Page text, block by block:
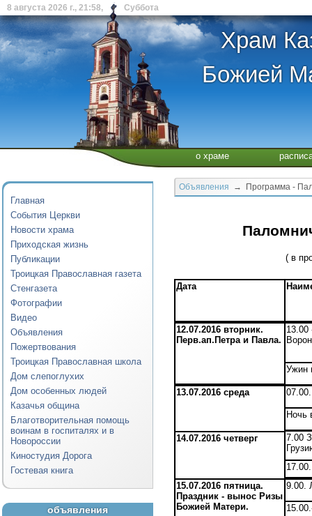
8 августа 2026 г., 21:58, Суббота
Храм
Божией
о храме
Главная
События Церкви
Новости храма
Приходская жизнь
Публикации
Троицкая Православная газета
Стенгазета
Фотографии
Видео
Объявления
Пожертвования
Троицкая Православная школа
Дом слепоглухих
Дом особенных людей
Казачья община
Благотворительная помощь
воинам в госпиталях и в
Новороссии
Киностудия Дорога
Гостевая книга
объявления
Объявления → Программа -
( в
Дата
12.07.2016 вторник.
Перв.ап.Петра и Павла.
Ужин
13.07.2016 среда
Ночь
14.07.2016 четверг
7.00
15.07.2016 пятница.
Праздник - вынос Ризы
Божией Матери.
9.00.